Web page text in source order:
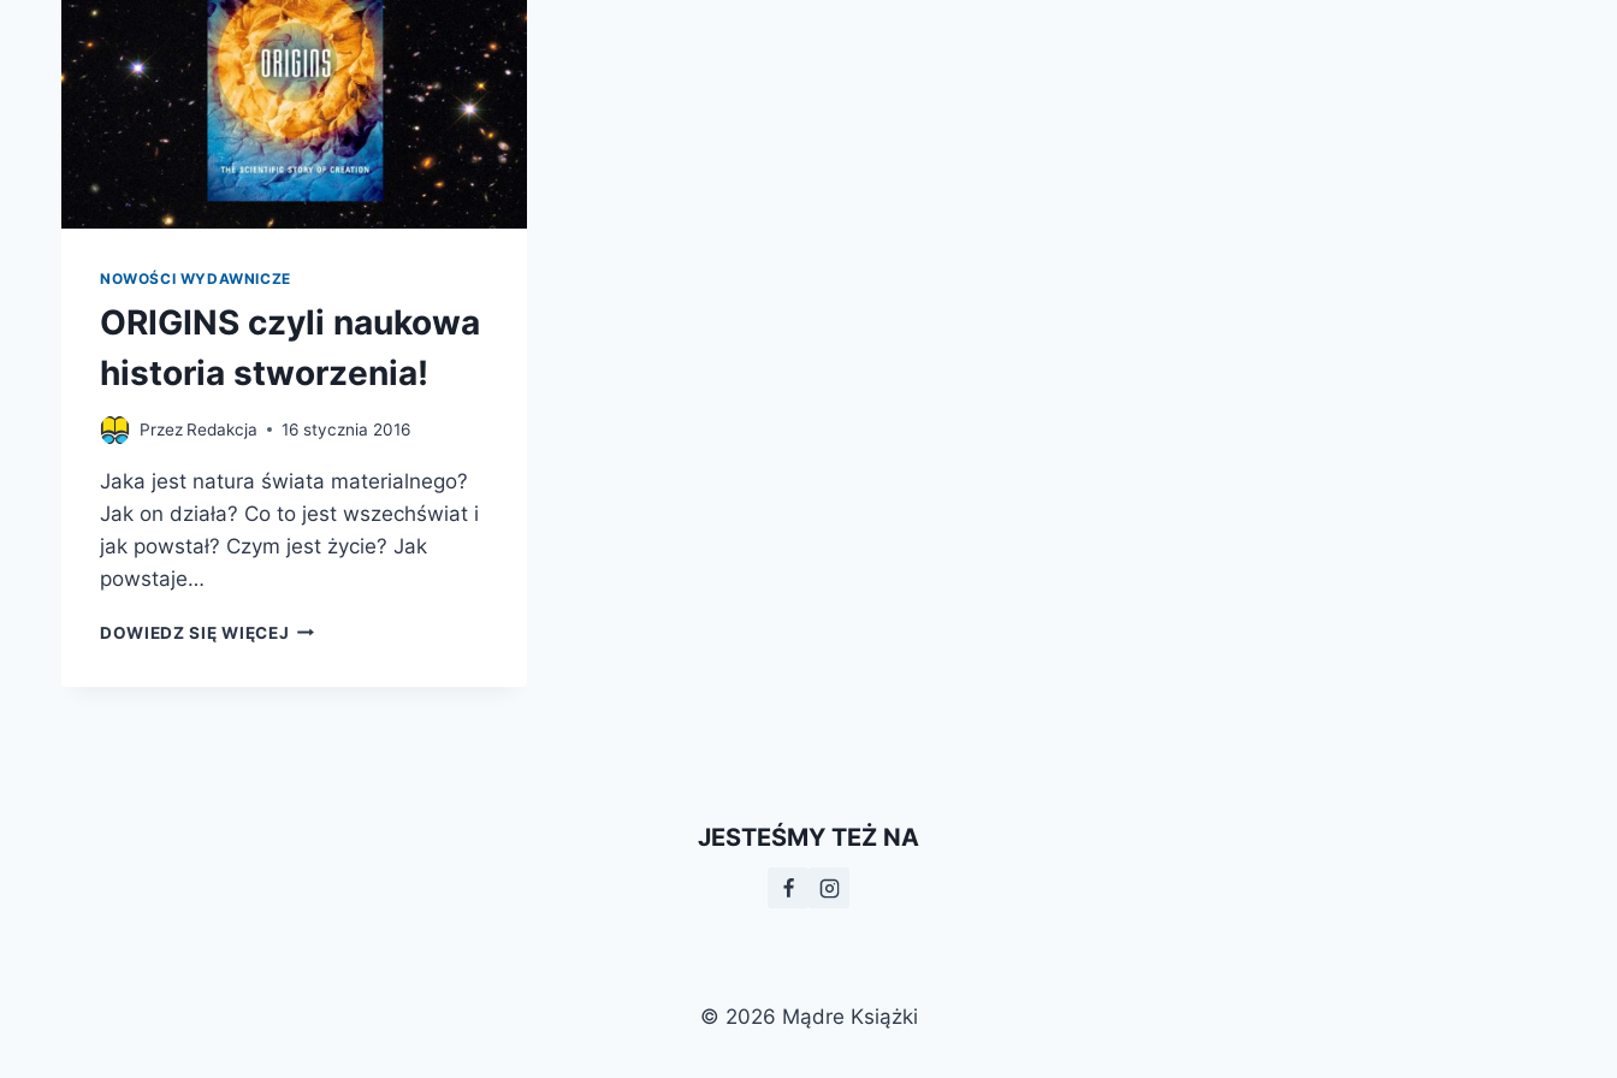
NOWOŚCI WYDAWNICZE
ORIGINS czyli naukowa
historia stworzenia!
Przez Redakcja 16 stycznia 2016
Jaka jest natura świata materialnego?
Jak on działa? Co to jest wszechświat i
jak powstał? Czym jest życie? Jak
powstaje…
DOWIEDZ SIĘ WIĘCEJ ORIGINS
JESTEŚMY TEŻ NA
© 2026 Mądre Książki